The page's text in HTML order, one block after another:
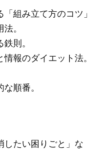
組み立て方のコツ」
。
則。
報のダイエット法。
順番。
したい困りごと」な